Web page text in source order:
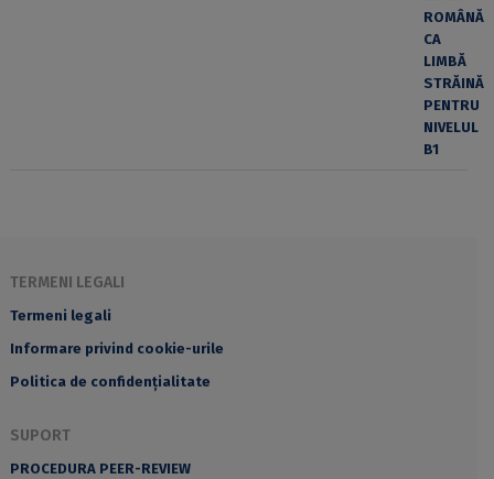
TERMENI LEGALI
Termeni legali
Informare privind cookie-urile
Politica de confidențialitate
SUPORT
PROCEDURA PEER-REVIEW